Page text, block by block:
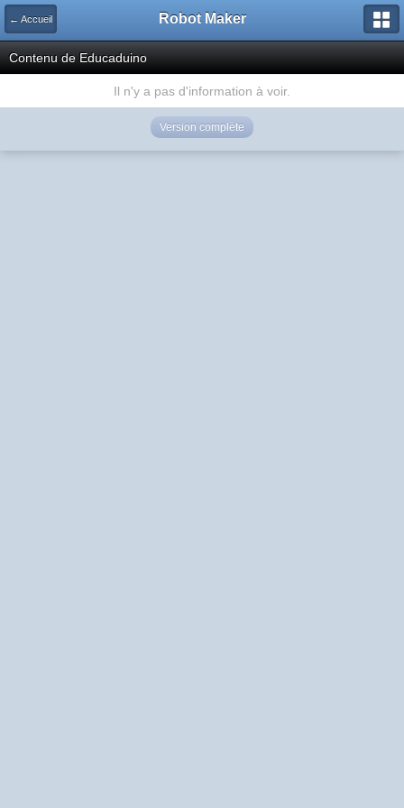
← Accueil Robot Maker
Contenu de Educaduino
Il n'y a pas d'information à voir.
Version complète